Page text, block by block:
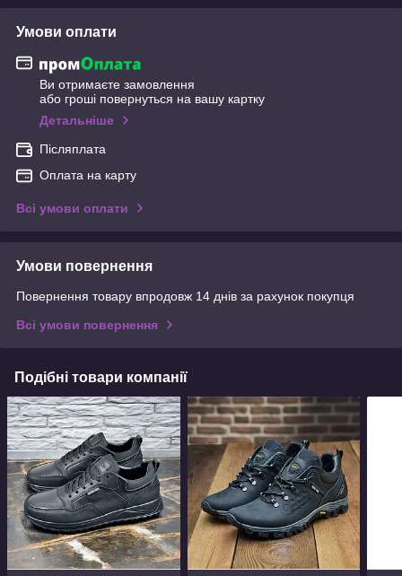
Умови оплати
Ви отримаєте замовлення
або гроші повернуться на вашу картку
Детальніше
Післяплата
Оплата на карту
Всі умови оплати
Умови повернення
Повернення товару впродовж 14 днів за рахунок покупця
Всі умови повернення
Подібні товари компанії